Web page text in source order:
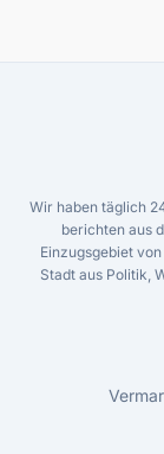
Wir haben täglich
berichten aus
Einzugsgebiet
Stadt aus Politik,